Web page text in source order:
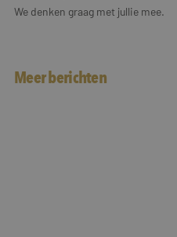
We denken graag met jullie mee.
Meer berichten